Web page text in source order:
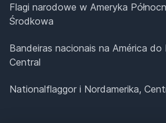
Flagi narodowe w Ameryka
Środkowa
Bandeiras nacionais na América
Central
Nationalflaggor i Nordamerika,